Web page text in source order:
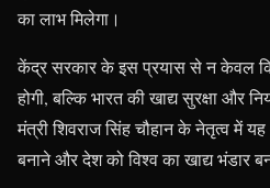
का लाभ मिलेगा।
केंद्र सरकार के इस प्रयास से न केवल
होगी, बल्कि भारत की खाद्य सुरक्षा और
मंत्री शिवराज सिंह चौहान के नेतृत्व में
बनाने और देश को विश्व का खाद्य भंडार